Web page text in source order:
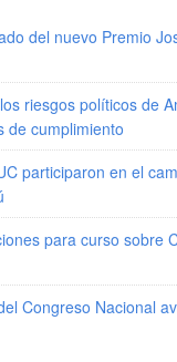
del nuevo Premio
riesgos políticos de
de cumplimiento
participaron en el
para curso sobre
Congreso Nacional